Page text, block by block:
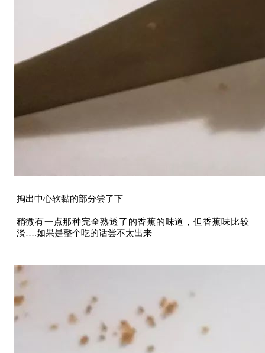
掏出中心软黏的部分尝了下
稍微有一点那种完全熟透了的香蕉的味道，但香蕉味比较
淡….如果是整个吃的话尝不太出来